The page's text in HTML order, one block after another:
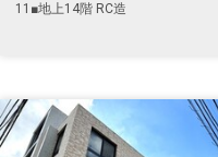
11■地上14階 RC造